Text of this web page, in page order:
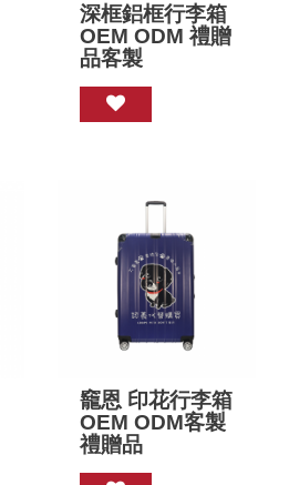
深框鋁框行李箱
OEM ODM 禮贈
品客製
竉恩 印花行李箱
OEM ODM客製
禮贈品